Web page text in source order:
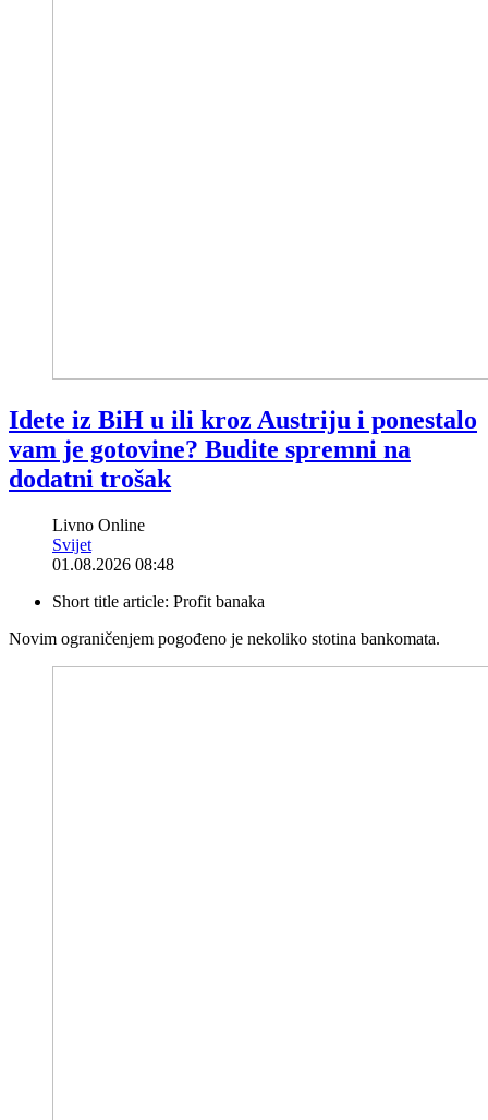
Idete iz BiH u ili kroz Austriju i ponestalo
vam je gotovine? Budite spremni na
dodatni trošak
Livno Online
Svijet
01.08.2026 08:48
Short title article: Profit banaka
Novim ograničenjem pogođeno je nekoliko stotina bankomata.